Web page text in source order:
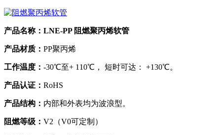
产品名称： LNE-PP 阻燃聚丙烯软管
产品材质： PP聚丙烯
工作温度： -30℃至+ 110℃， 短时可达： +130℃。
产品认证： RoHS
产品结构： 内部和外表均为波浪型。
阻燃等级： V2（V0可定制）